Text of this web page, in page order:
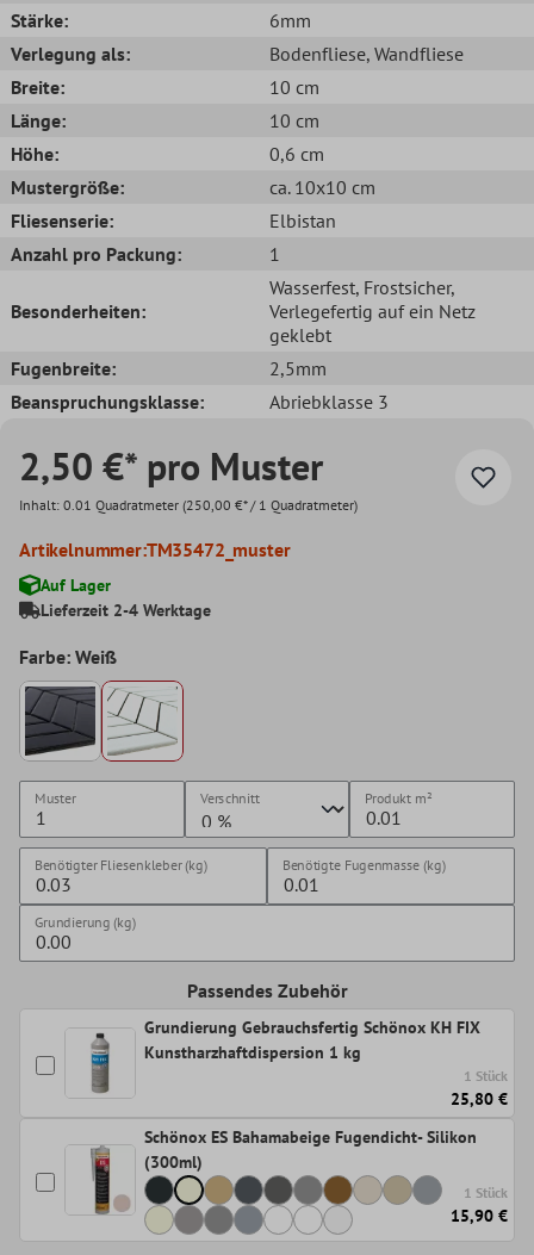
Stärke:
6mm
Verlegung als:
Bodenfliese, Wandfliese
Breite:
10 cm
Länge:
10 cm
Höhe:
0,6 cm
Mustergröße:
ca. 10x10 cm
Fliesenserie:
Elbistan
Anzahl pro Packung:
1
Besonderheiten:
Wasserfest, Frostsicher,
Verlegefertig auf ein Netz
geklebt
Fugenbreite:
2,5mm
Beanspruchungsklasse:
Abriebklasse 3
2,50 €* pro Muster
Inhalt: 0.01 Quadratmeter (250,00 €* / 1 Quadratmeter)
Artikelnummer:TM35472_muster
Auf Lager
Lieferzeit 2-4 Werktage
Farbe: Weiß
Muster Verschnitt Produkt m²
Benötigter Fliesenkleber (kg) Benötigte Fugenmasse (kg)
Grundierung (kg)
Passendes Zubehör
Grundierung Gebrauchsfertig Schönox KH FIX
Kunstharzhaftdispersion 1 kg
1 Stück
25,80 €
Schönox ES Bahamabeige Fugendicht- Silikon
(300ml)
1 Stück
15,90 €